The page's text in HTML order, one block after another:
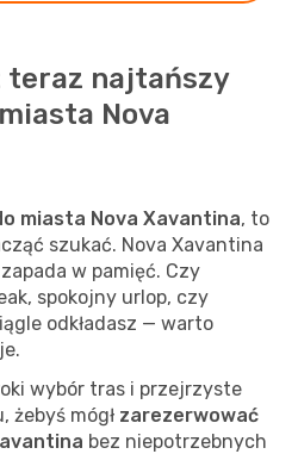
teraz najtańszy
Nova
miasta Nova Xavantina, to
szukać. Nova Xavantina
w pamięć. Czy
spokojny urlop, czy
odkładasz — warto
wybór tras i przejrzyste
żebyś mógł zarezerwować
bez niepotrzebnych